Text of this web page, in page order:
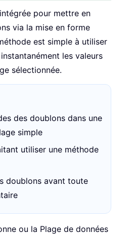
pour mettre en
via la mise en forme
est simple à utiliser
les valeurs
sélectionnée.
des doublons dans une
simple
utiliser une méthode
doublons avant toute
ou la Plage de données